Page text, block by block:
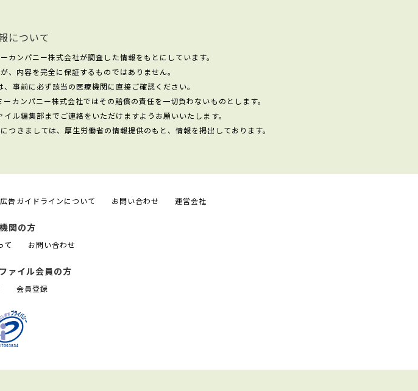
について
ンパニー株式会社が調査した情報をもとにしています。
、内容を完全に保証するものではありません。
事前に必ず該当の医療機関に直接ご確認ください。
カンパニー株式会社ではその賠償の責任を一切負わないものとします。
ル編集部までご連絡をいただけますようお願いいたします。
きましては、厚生労働省の情報提供のもと、情報を掲出しております。
告ガイドラインについて お問い合わせ 運営会社
関の方
て お問い合わせ
ァイル会員の方
会員登録